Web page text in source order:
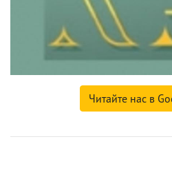
Читайте нас в